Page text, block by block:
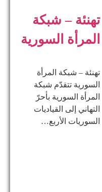
تهنئة – شبكة
المرأة السورية
تهنئة – شبكة المرأة
السورية تتقدّم شبكة
المرأة السورية بأحرّ
التهاني إلى القياديات
السوريات الأربع…